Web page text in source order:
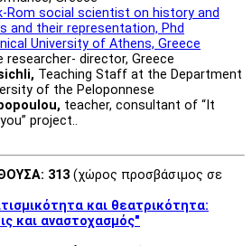
Rom social scientist on history and
and their representation, Phd
University of Athens, Greece
researcher- director, Greece
Teaching Staff at the Department
of the Peloponnese
teacher, consultant of “It
project..
313 (χώρος προσβάσιμος σε
και θεατρικότητα:
και αναστοχασμός"